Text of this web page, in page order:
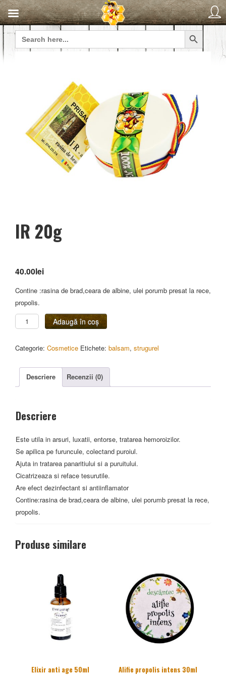
Search
for:
Search Button
IR 20g
40.00lei
Contine :rasina de brad,ceara de albine, ulei porumb presat la rece,
propolis.
Cantitate
IR
Adaugă în coș
Categorie: Cosmetice Etichete: balsam, strugurel
Descriere Recenzii (0)
Descriere
Este utila in arsuri, luxatii, entorse, tratarea hemoroizilor.
Se apilica pe furuncule, colectand puroiul.
Ajuta in tratarea panaritiului si a puruitului.
Cicatrizeaza si reface tesurutile.
Are efect dezinfectant si antiinflamator
Contine:rasina de brad,ceara de albine, ulei porumb presat la rece,
propolis.
Produse similare
Elixir anti age 50ml Alifie propolis intens 30ml